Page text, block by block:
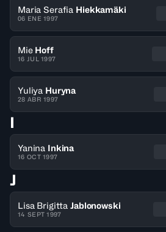
Maria Serafia Hiekkamäki
06 ENE 1997
Mie Hoff
16 JUL 1997
Yuliya Huryna
28 ABR 1997
I
Yanina Inkina
16 OCT 1997
J
Lisa Brigitta Jablonowski
14 SEPT 1997